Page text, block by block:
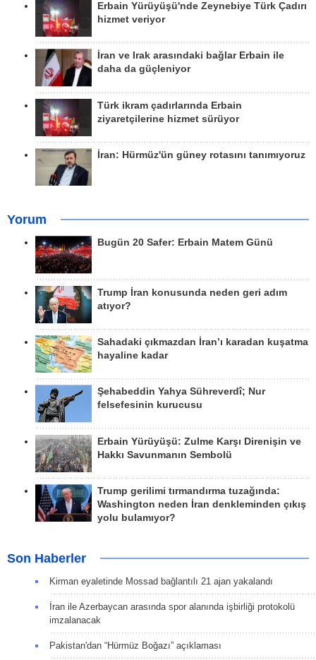
Erbain Yürüyüşü'nde Zeynebiye Türk Çadırı
hizmet veriyor
İran ve Irak arasındaki bağlar Erbain ile
daha da güçleniyor
Türk ikram çadırlarında Erbain
ziyaretçilerine hizmet sürüyor
İran: Hürmüz'ün güney rotasını tanımıyoruz
Yorum
Bugün 20 Safer: Erbain Matem Günü
Trump İran konusunda neden geri adım
atıyor?
Sahadaki çıkmazdan İran’ı karadan kuşatma
hayaline kadar
Şehabeddin Yahya Sühreverdî; Nur
felsefesinin kurucusu
Erbain Yürüyüşü: Zulme Karşı Direnişin ve
Hakkı Savunmanın Sembolü
Trump gerilimi tırmandırma tuzağında:
Washington neden İran denkleminden çıkış
yolu bulamıyor?
Son Haberler
Kirman eyaletinde Mossad bağlantılı 21 ajan yakalandı
İran ile Azerbaycan arasında spor alanında işbirliği protokolü
imzalanacak
Pakistan'dan “Hürmüz Boğazı” açıklaması